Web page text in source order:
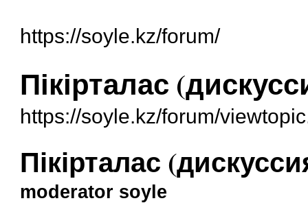
https://soyle.kz/forum/
Пікірталас
https://soyle.kz/forum/
Пікірталас
moderator soyle